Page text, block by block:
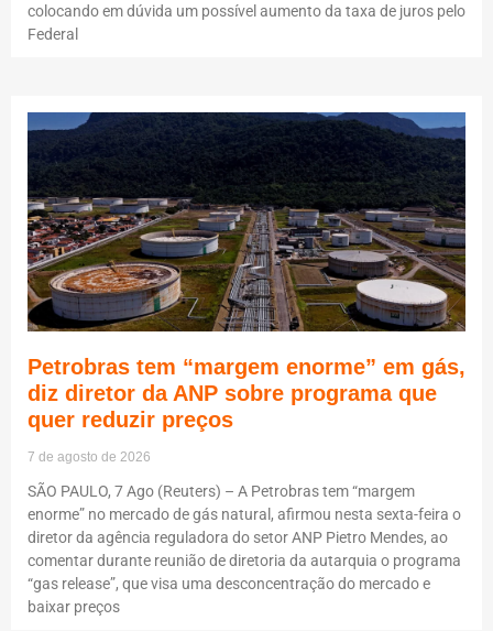
colocando em dúvida um possível aumento da taxa de juros pelo
Federal
Petrobras tem “margem enorme” em gás,
diz diretor da ANP sobre programa que
quer reduzir preços
7 de agosto de 2026
SÃO PAULO, 7 Ago (Reuters) – A Petrobras tem “margem
enorme” no mercado de gás natural, afirmou nesta sexta-feira o
diretor da agência reguladora do setor ANP Pietro Mendes, ao
comentar durante reunião de diretoria da autarquia o programa
“gas release”, que visa uma desconcentração do mercado e
baixar preços